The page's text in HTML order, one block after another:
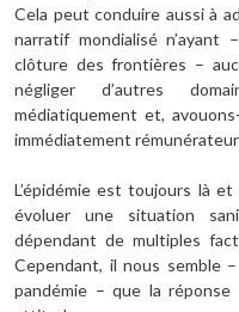
Cela peut conduire aussi à
narratif mondialisé
clôture des frontières –
négliger d’autres
médiatiquement et,
immédiatement
L’épidémie est toujours là
évoluer une situation
dépendant de multiples
Cependant, il nous semble
pandémie – que la réponse